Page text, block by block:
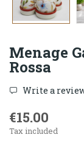
Menage
Rossa
Write a
€15.00
Tax included